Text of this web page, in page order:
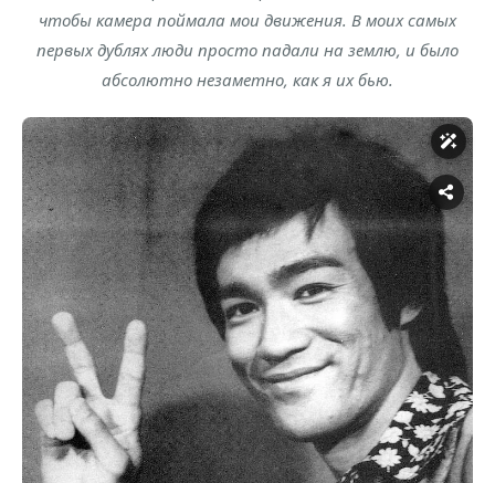
чтобы камера поймала мои движения. В моих самых
первых дублях люди просто падали на землю, и было
абсолютно незаметно, как я их бью.